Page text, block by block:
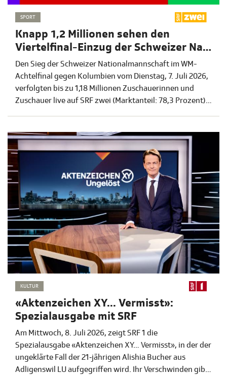
SPORT
Knapp 1,2 Millionen sehen den
Viertelfinal-Einzug der Schweizer Nati
live auf SRF zwei
Den Sieg der Schweizer Nationalmannschaft im WM-
Achtelfinal gegen Kolumbien vom Dienstag, 7. Juli 2026,
verfolgten bis zu 1,18 Millionen Zuschauerinnen und
Zuschauer live auf SRF zwei (Marktanteil: 78,3 Prozent).
in der SRF Sport App erreichte derweil bis und mit der
Achtelfinals über 37 Millionen Visits.
KULTUR
«Aktenzeichen XY... Vermisst»:
Spezialausgabe mit SRF
Am Mittwoch, 8. Juli 2026, zeigt SRF 1 die
Spezialausgabe «Aktenzeichen XY… Vermisst», in der der
ungeklärte Fall der 21‑jährigen Alishia Bucher aus
Adligenswil LU aufgegriffen wird. Ihr Verschwinden gibt